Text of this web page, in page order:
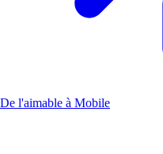
De l'aimable à Mobile